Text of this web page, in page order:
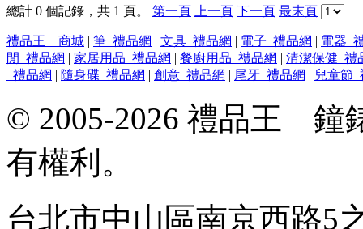
總計 0 個記錄，共 1 頁。 第一頁 上一頁 下一頁 最末頁
禮品王 商城 | 筆_禮品網 | 文具_禮品網 | 電子_禮品網 | 電器_
閒_禮品網 | 家居用品_禮品網 | 餐廚用品_禮品網 | 清潔保健_禮
_禮品網 | 隨身碟_禮品網 | 創意_禮品網 | 尾牙_禮品網 | 兒童節
© 2005-2026 禮品王 鐘
有權利。
台北市中山區南京西路5